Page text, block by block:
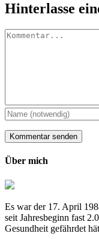
Hinterlasse
Kommentar
Über mich
Es war der 17. April
seit Jahresbeginn fast
Gesundheit gefährdet